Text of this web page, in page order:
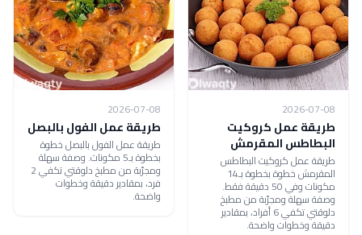
2026-07-08
طريقة عمل كروكيت
البطاطس المقرمش
طريقة عمل كروكيت البطاطس
المقرمش خطوة بخطوة بـ14
مكونات وفي 50 دقيقة فقط.
وصفة سهلة ومجرّبة من مطبخ
دلوقتي تكفي 6 أفراد، بمقادير
دقيقة وخطوات واضحة.
2026-07-08
طريقة عمل الفول بالبصل
طريقة عمل الفول بالبصل خطوة
بخطوة بـ5 مكونات. وصفة سهلة
ومجرّبة من مطبخ دلوقتي تكفي 2
فرد، بمقادير دقيقة وخطوات
واضحة.